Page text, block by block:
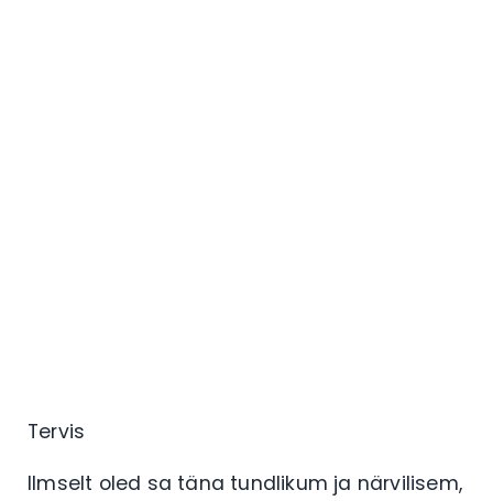
Tervis
Ilmselt oled sa täna tundlikum ja närvilisem,